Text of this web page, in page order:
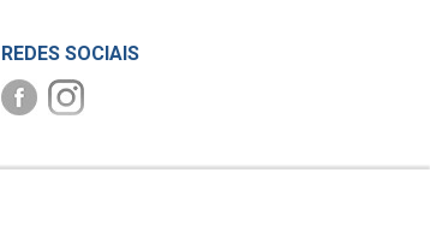
REDES SOCIAIS